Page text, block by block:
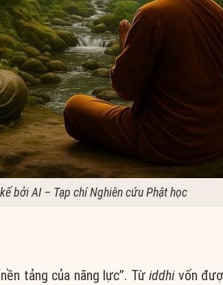
bởi AI – Tạp chí Nghiên cứu Phật học
tảng của năng lực”. Từiddhivốn